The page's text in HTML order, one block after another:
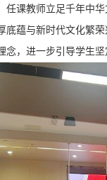
任课教师立足千年中
底蕴与新时代文化繁
念，进一步引导学生